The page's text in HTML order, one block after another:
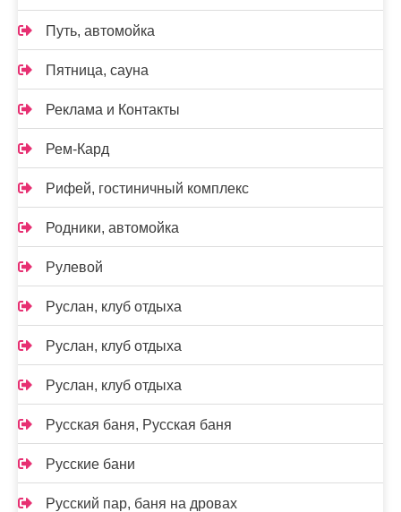
Путь, автомойка
Пятница, сауна
Реклама и Контакты
Рем-Кард
Рифей, гостиничный комплекс
Родники, автомойка
Рулевой
Руслан, клуб отдыха
Руслан, клуб отдыха
Руслан, клуб отдыха
Русская баня, Русская баня
Русские бани
Русский пар, баня на дровах